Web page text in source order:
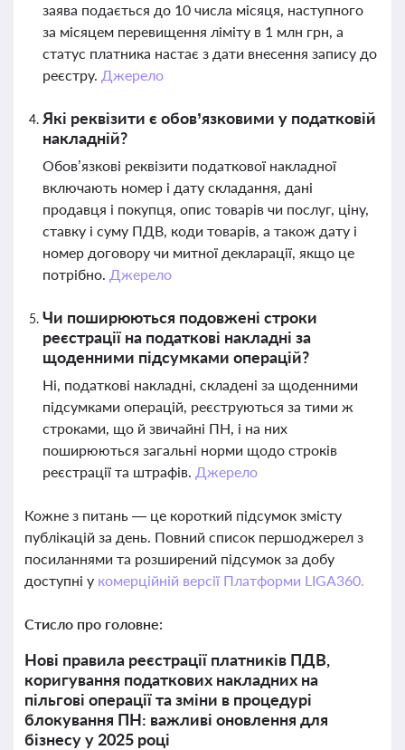
заява подається до 10 числа місяця, наступного
за місяцем перевищення ліміту в 1 млн грн, а
статус платника настає з дати внесення запису до
реєстру. Джерело
Які реквізити є обов’язковими у податковій
накладній?
Обов’язкові реквізити податкової накладної
включають номер і дату складання, дані
продавця і покупця, опис товарів чи послуг, ціну,
ставку і суму ПДВ, коди товарів, а також дату і
номер договору чи митної декларації, якщо це
потрібно. Джерело
Чи поширюються подовжені строки
реєстрації на податкові накладні за
щоденними підсумками операцій?
Ні, податкові накладні, складені за щоденними
підсумками операцій, реєструються за тими ж
строками, що й звичайні ПН, і на них
поширюються загальні норми щодо строків
реєстрації та штрафів. Джерело
Кожне з питань — це короткий підсумок змісту
публікацій за день. Повний список першоджерел з
посиланнями та розширений підсумок за добу
доступні у комерційній версії Платформи LIGA360.
Стисло про головне:
Нові правила реєстрації платників ПДВ,
коригування податкових накладних на
пільгові операції та зміни в процедурі
блокування ПН: важливі оновлення для
бізнесу у 2025 році